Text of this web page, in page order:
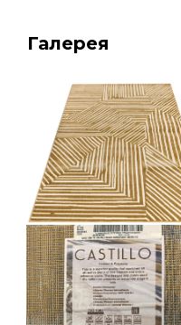
Галерея